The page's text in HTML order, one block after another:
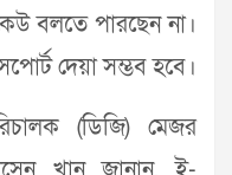
বলতে পারছেন না।
দেয়া সম্ভব হবে।
(ডিজি) মেজর